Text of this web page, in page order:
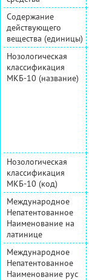
Содержание
действующего
вещества (единицы)
Нозологическая
классификация
МКБ-10 (название)
Нозологическая
классификация
МКБ-10 (код)
Международное
Непатентованное
Наименование на
латинице
Международное
Непатентованное
Наименование рус